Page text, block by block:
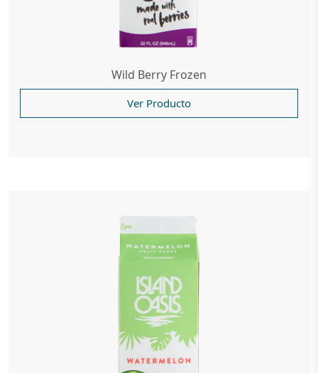
Wild Berry Frozen
Ver Producto